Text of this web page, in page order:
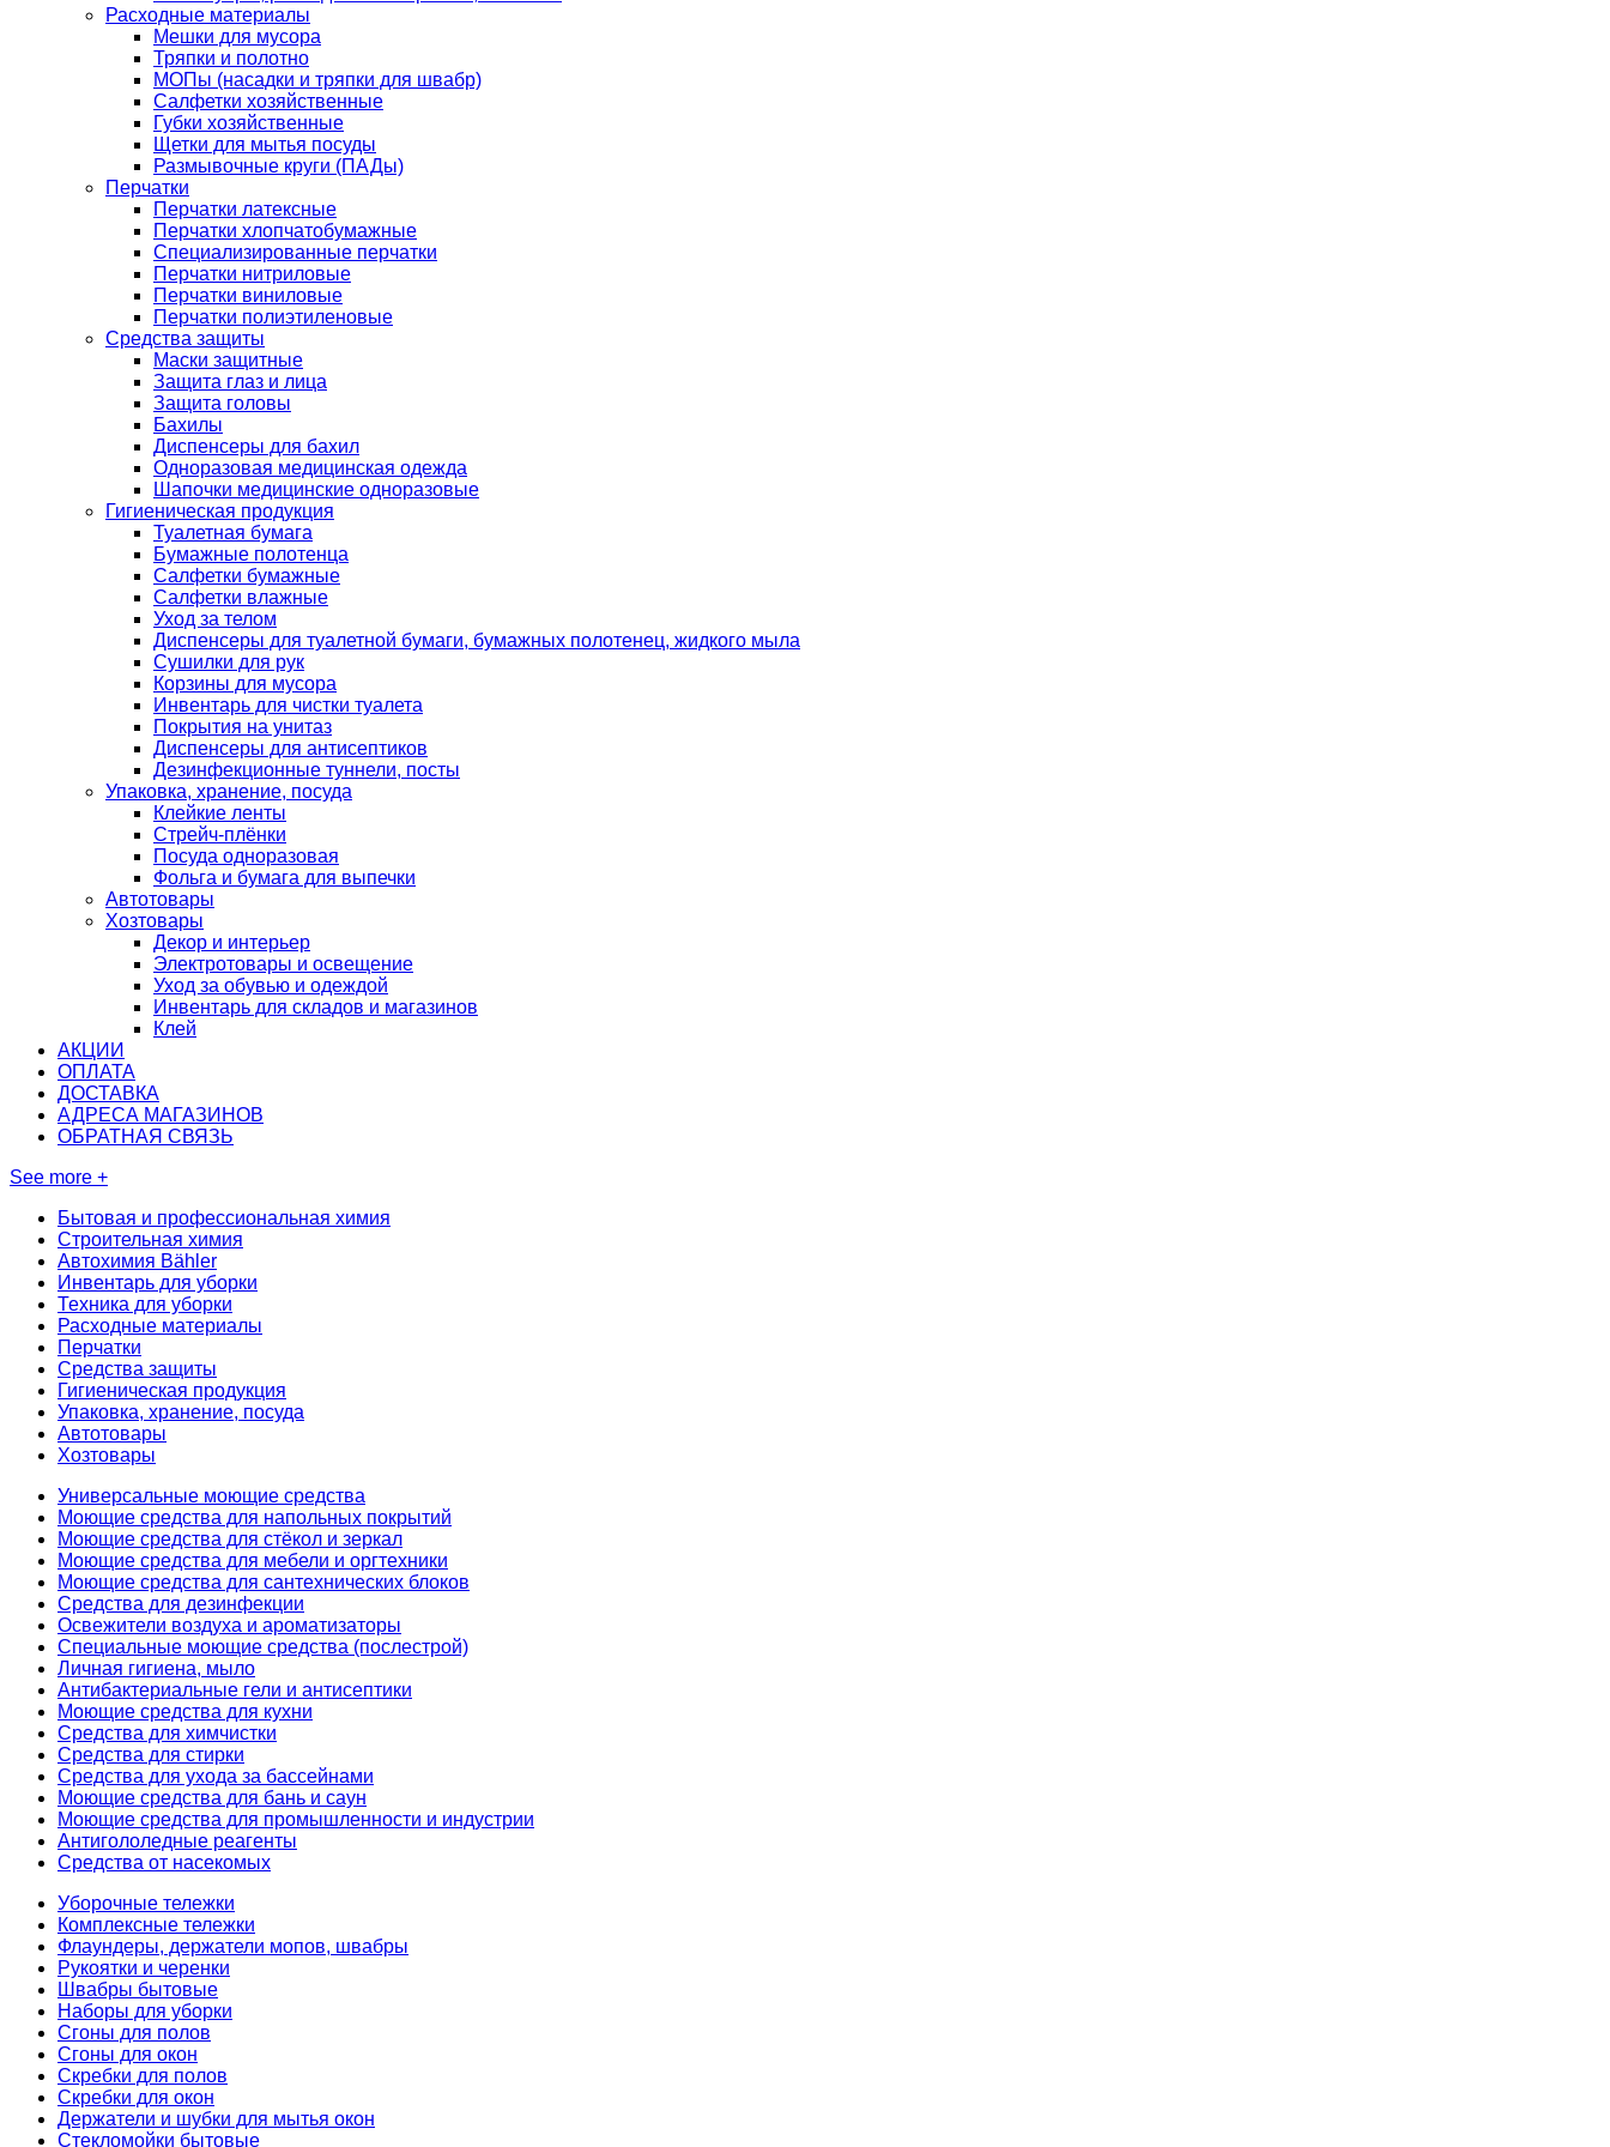
Расходные материалы
Мешки для мусора
Тряпки и полотно
МОПы (насадки и тряпки для швабр)
Салфетки хозяйственные
Губки хозяйственные
Щетки для мытья посуды
Размывочные круги (ПАДы)
Перчатки
Перчатки латексные
Перчатки хлопчатобумажные
Специализированные перчатки
Перчатки нитриловые
Перчатки виниловые
Перчатки полиэтиленовые
Средства защиты
Маски защитные
Защита глаз и лица
Защита головы
Бахилы
Диспенсеры для бахил
Одноразовая медицинская одежда
Шапочки медицинские одноразовые
Гигиеническая продукция
Туалетная бумага
Бумажные полотенца
Салфетки бумажные
Салфетки влажные
Уход за телом
Диспенсеры для туалетной бумаги, бумажных полотенец, жидкого мыла
Сушилки для рук
Корзины для мусора
Инвентарь для чистки туалета
Покрытия на унитаз
Диспенсеры для антисептиков
Дезинфекционные туннели, посты
Упаковка, хранение, посуда
Клейкие ленты
Стрейч-плёнки
Посуда одноразовая
Фольга и бумага для выпечки
Автотовары
Хозтовары
Декор и интерьер
Электротовары и освещение
Уход за обувью и одеждой
Инвентарь для складов и магазинов
Клей
АКЦИИ
ОПЛАТА
ДОСТАВКА
АДРЕСА МАГАЗИНОВ
ОБРАТНАЯ СВЯЗЬ
See more +
Бытовая и профессиональная химия
Строительная химия
Автохимия Bähler
Инвентарь для уборки
Техника для уборки
Расходные материалы
Перчатки
Средства защиты
Гигиеническая продукция
Упаковка, хранение, посуда
Автотовары
Хозтовары
Универсальные моющие средства
Моющие средства для напольных покрытий
Моющие средства для стёкол и зеркал
Моющие средства для мебели и оргтехники
Моющие средства для сантехнических блоков
Средства для дезинфекции
Освежители воздуха и ароматизаторы
Специальные моющие средства (послестрой)
Личная гигиена, мыло
Антибактериальные гели и антисептики
Моющие средства для кухни
Средства для химчистки
Средства для стирки
Средства для ухода за бассейнами
Моющие средства для бань и саун
Моющие средства для промышленности и индустрии
Антигололедные реагенты
Средства от насекомых
Уборочные тележки
Комплексные тележки
Флаундеры, держатели мопов, швабры
Рукоятки и черенки
Швабры бытовые
Наборы для уборки
Сгоны для полов
Сгоны для окон
Скребки для полов
Скребки для окон
Держатели и шубки для мытья окон
Стекломойки бытовые